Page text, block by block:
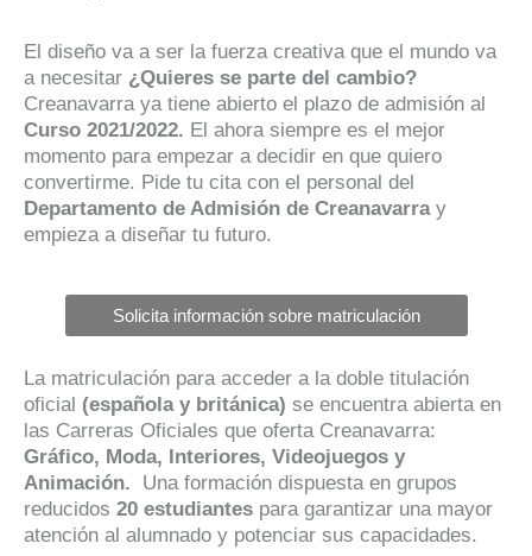
El diseño va a ser la fuerza creativa que el mundo va
a necesitar ¿Quieres se parte del cambio?
Creanavarra ya tiene abierto el plazo de admisión al
Curso 2021/2022. El ahora siempre es el mejor
momento para empezar a decidir en que quiero
convertirme. Pide tu cita con el personal del
Departamento de Admisión de Creanavarray
empieza a diseñar tu futuro.
Solicita información sobre matriculación
La matriculación para acceder a la doble titulación
oficial (española y británica) se encuentra abierta en
las Carreras Oficiales que oferta Creanavarra:
Gráfico, Moda, Interiores, Videojuegos y
Animación. Una formación dispuesta en grupos
reducidos 20 estudiantes para garantizar una mayor
atención al alumnado y potenciar sus capacidades.